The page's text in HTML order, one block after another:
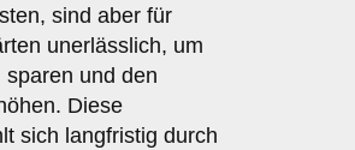
sind aber für
unerlässlich, um
sparen und den
Diese
sich langfristig durch